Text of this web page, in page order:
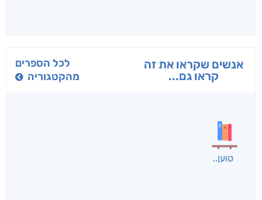
בפנוכו
חני שאטן
תרדמת
א. פ.
אנשים שקראו את זה